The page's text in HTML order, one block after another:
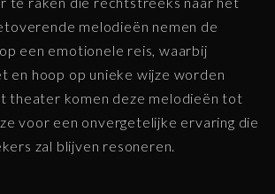
melodieën nemen de
een emotionele reis, waarbij
en hoop op unieke wijze worden
theater komen deze melodieën tot
voor een onvergetelijke ervaring die
zal blijven resoneren.